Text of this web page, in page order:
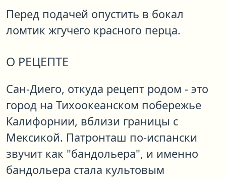
Перед подачей опустить в бокал
ломтик жгучего красного перца.
О РЕЦЕПТЕ
Сан-Диего, откуда рецепт родом - это
город на Тихоокеанском побережье
Калифорнии, вблизи границы с
Мексикой. Патронташ по-испански
звучит как "бандольера", и именно
бандольера стала культовым